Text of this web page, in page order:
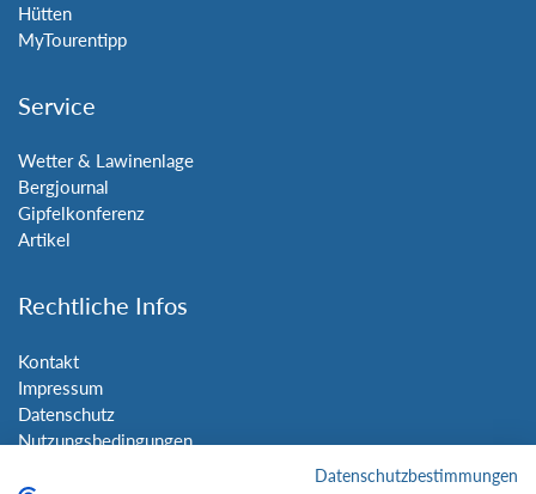
Hütten
MyTourentipp
Service
Wetter & Lawinenlage
Bergjournal
Gipfelkonferenz
Artikel
Rechtliche Infos
Kontakt
Impressum
Datenschutz
Nutzungsbedingungen
Datenschutzbestimmungen